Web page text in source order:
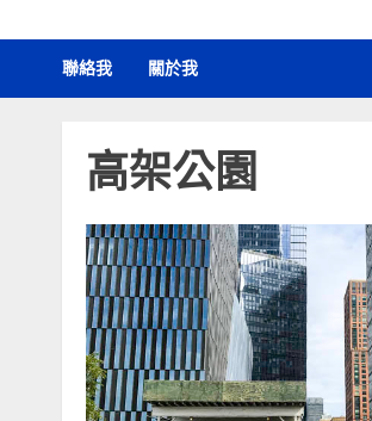
聯絡我 關於我
高架公園